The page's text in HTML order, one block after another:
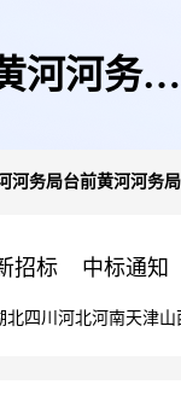
河河务局
河务局台前黄河河务
招标 中标通知
北四川 河北河南天津山